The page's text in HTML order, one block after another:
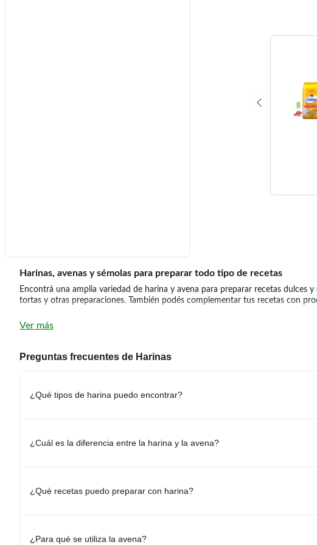
Harinas, avenas y sémolas para preparar todo tipo de recetas
Encontrá una amplia variedad de harina y avena para preparar recetas dulces y
tortas y otras preparaciones. También podés complementar tus recetas con
Harinas para cada preparación
Avenas y sémolas para sumar variedad a tus comidas
Combiná harinas con otros productos
Al momento de elegir, tené en cuenta el tipo de receta que vas a preparar.
Avenas y Sémolas Harinas
Ver más
Preguntas frecuentes de Harinas
¿Qué tipos de harina puedo encontrar?
¿Cuál es la diferencia entre la harina y la avena?
¿Qué recetas puedo preparar con harina?
¿Para qué se utiliza la avena?